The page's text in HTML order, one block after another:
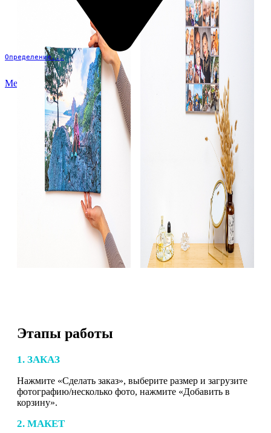
Определение...
Меню
Этапы работы
1. ЗАКАЗ
Нажмите «Сделать заказ», выберите размер и загрузите
фотографию/несколько фото, нажмите «Добавить в
корзину».
2. МАКЕТ